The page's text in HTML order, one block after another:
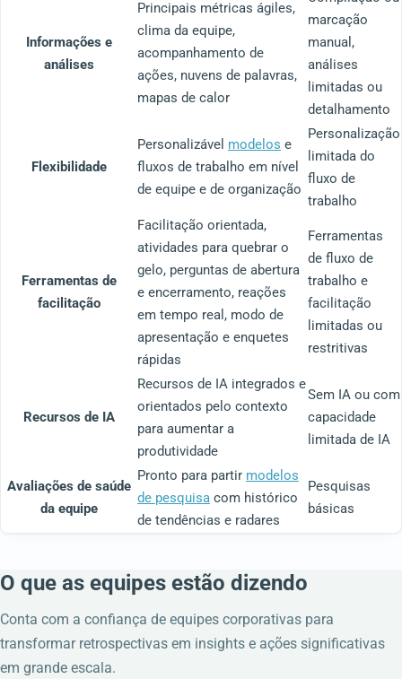
Informações e
análises
Principais métricas ágiles,
clima da equipe,
acompanhamento de
ações, nuvens de palavras,
mapas de calor
marcação
manual,
análises
limitadas ou
detalhamento
Flexibilidade
Personalizável modelos e
fluxos de trabalho em nível
de equipe e de organização
Personalização
limitada do
fluxo de
trabalho
Ferramentas de
facilitação
Facilitação orientada,
atividades para quebrar o
gelo, perguntas de abertura
e encerramento, reações
em tempo real, modo de
apresentação e enquetes
rápidas
Ferramentas
de fluxo de
trabalho e
facilitação
limitadas ou
restritivas
Recursos de IA
Recursos de IA integrados e
orientados pelo contexto
para aumentar a
produtividade
Sem IA ou com
capacidade
limitada de IA
Avaliações de saúde
da equipe
Pronto para partir modelos
de pesquisa com histórico
de tendências e radares
Pesquisas
básicas
O que as equipes estão dizendo
Conta com a confiança de equipes corporativas para
transformar retrospectivas em insights e ações significativas
em grande escala.